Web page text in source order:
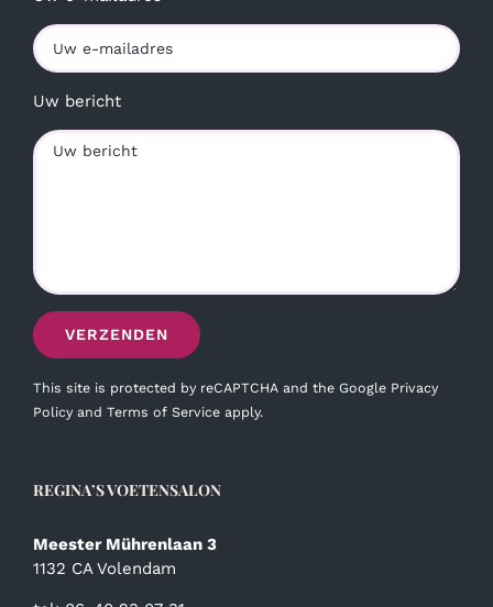
Uw bericht
This site is protected by reCAPTCHA and the Google Privacy
Policy and Terms of Service apply.
REGINA’S VOETENSALON
Meester Mührenlaan 3
1132 CA Volendam